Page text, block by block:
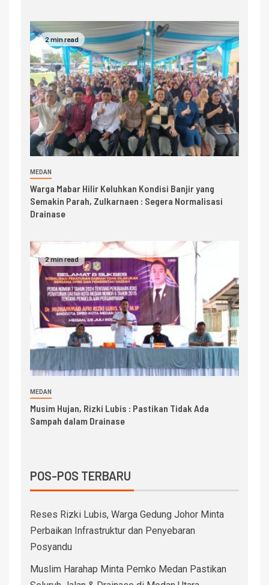
2 min read
MEDAN
Warga Mabar Hilir Keluhkan Kondisi Banjir yang
Semakin Parah, Zulkarnaen : Segera Normalisasi
Drainase
2 min read
MEDAN
Musim Hujan, Rizki Lubis : Pastikan Tidak Ada
Sampah dalam Drainase
POS-POS TERBARU
Reses Rizki Lubis, Warga Gedung Johor Minta
Perbaikan Infrastruktur dan Penyebaran
Posyandu
Muslim Harahap Minta Pemko Medan Pastikan